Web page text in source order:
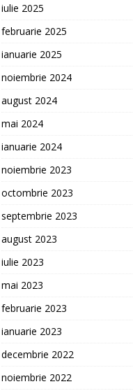
iulie 2025
februarie 2025
ianuarie 2025
noiembrie 2024
august 2024
mai 2024
ianuarie 2024
noiembrie 2023
octombrie 2023
septembrie 2023
august 2023
iulie 2023
mai 2023
februarie 2023
ianuarie 2023
decembrie 2022
noiembrie 2022